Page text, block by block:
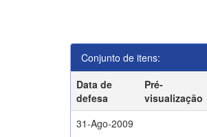
Conjunto de itens:
Data de
defesa
Pré-
visualização
31-Ago-2009